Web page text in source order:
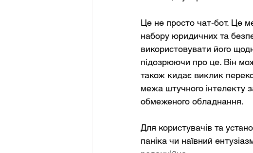
Це не просто чат-бот. Це
набору юридичних та
використовувати його
підозрюючи про це. Він
також кидає виклик
межа штучного інтелекту
обмеженого обладнання.
Для користувачів та
паніка чи наївний